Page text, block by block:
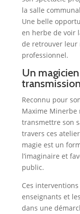
la salle
Une belle
en herbe de voir
de retrouver leur
professionnel.
Un
transmission
Reconnu pour
Maxime Minerbe
transmettre son
travers ces
magie est un
l’imaginaire et
public.
Ces
enseignants et
dans une